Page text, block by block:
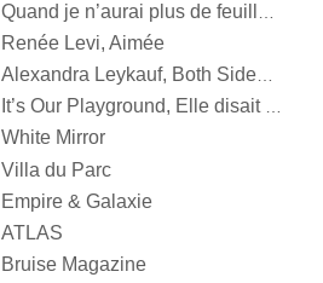
Quand je n’aurai plus de feuille, […]
Renée Levi, Aimée
Alexandra Leykauf, Both Sides Now
It’s Our Playground, Elle disait bonjour aux machines
White Mirror
Villa du Parc
Empire & Galaxie
ATLAS
Bruise Magazine